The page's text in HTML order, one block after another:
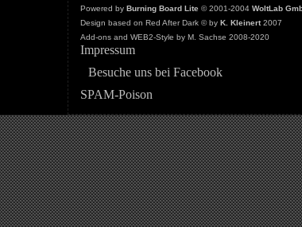
Powered by Burning Board Lite© 2001-2004 WoltLab
Design based on Red After Dark © by K. Kleinert2007
Add-ons and WEB2-Style by M. Sachse 2008-2020
Impressum
Besuche uns bei Facebook
SPAM-Poison